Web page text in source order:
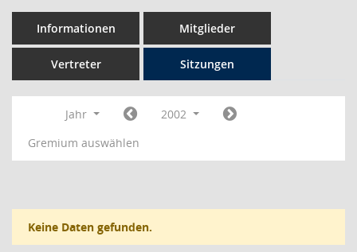
Informationen Mitglieder
Vertreter Sitzungen
Jahr
2002
Gremium auswählen
Keine Daten gefunden.